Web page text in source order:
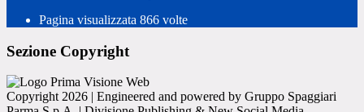
Pagina visualizzata 866 volte
Sezione Copyright
Copyright 2026 | Engineered and powered by Gruppo Spaggiari